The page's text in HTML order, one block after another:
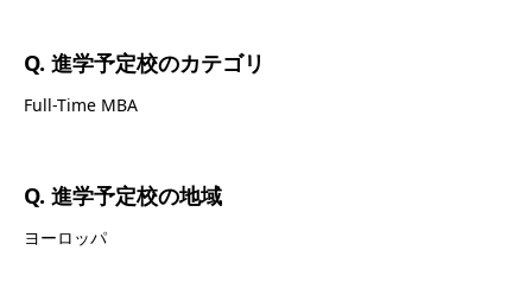
Q. 進学予定校のカテゴリ
Full-Time MBA
Q. 進学予定校の地域
ヨーロッパ